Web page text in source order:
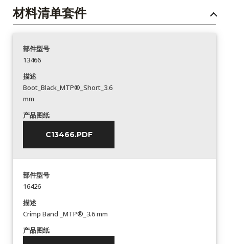
材料清单套件
部件型号
13466
描述
Boot_Black_MTP®_Short_3.6
mm
产品图纸
C13466.PDF
部件型号
16426
描述
Crimp Band _MTP®_3.6 mm
产品图纸